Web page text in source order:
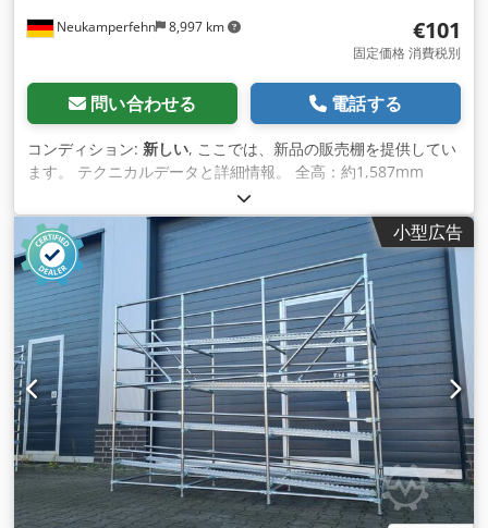
Neukamperfehn 8,997 km €101
固定価格 消費税別
問い合わせる 電話する
コンディション: 新しい, ここでは、新品の販売棚を提供してい
ます。 テクニカルデータと詳細情報。 全高：約1,587mm
Dwsdpfxshh Dgxj Apcja 総奥行き：約855mm 全幅：約
1,310mm 特別な機能。 - 棚板の高さは個別に調整可能 - 棚板
を斜めにして引っ掛けることができる（写真資料参照） - キャ
スターで自在に収納 - 全てのキャスターにはロックブレーキが
付いており、傾斜地での収納も可能です。 - 棚板のフレームを
折りたたむことで、ユーロパレットを収納することができま
す。 - 素材表面：高品質クロームメッキ - 様々な産業に対応 -
簡単で手間のかからない組み立て お届けに含まれます。 01x
フロアフレーム、新品 幅：約1,310mm 奥行き：約855mm
01xリアウォール、新品 スタビライジングフックを含む 04xロ
ック式キャスター、新品 組み立て用六角レンチ付き 02x 棚、
新品 奥行き：約375mm 02x 棚、新品 奥行き：約425mm 01x
操作説明書 詳細については、添付の図面をご参照ください。
メモ 棚は解体した状態で納品され、現地で組み立てる必要があ
ります。 この商品は新品ですが、パッケージには最小限のダメ
小型広告